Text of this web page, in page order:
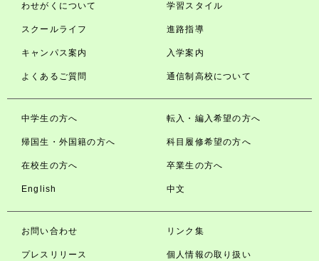
わせがくについて 学習スタイル
スクールライフ 進路指導
キャンパス案内 入学案内
よくあるご質問 通信制高校について
中学生の方へ 転入・編入希望の方へ
帰国生・外国籍の方へ 科目履修希望の方へ
在校生の方へ 卒業生の方へ
English 中文
お問い合わせ リンク集
プレスリリース 個人情報の取り扱い